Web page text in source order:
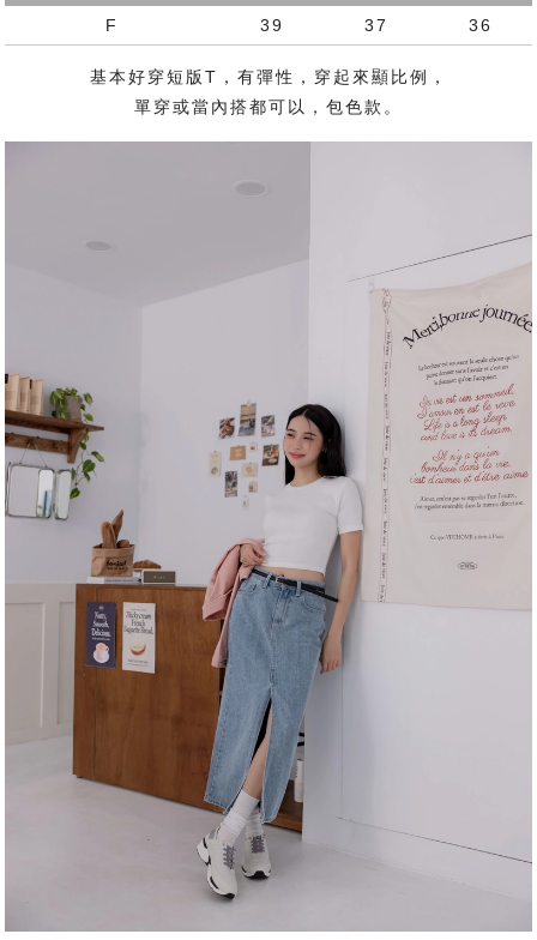
F
39 37 36
基本好穿短版T，有彈性，穿起來顯比例，
單穿或當內搭都可以，包色款。